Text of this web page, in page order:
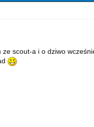
scout-a i o dziwo